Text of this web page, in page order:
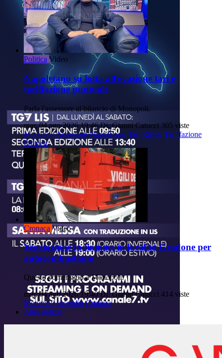
Politica Video
Napoletano su lotta all'evasione tari e
tariffazione puntuale
Parla l'assessore al bilancio di Monopoli.
mar, 04 ago 2026 19:46 Di: Gianni Catucci 305 viste
MonopoliAssessore-Napoletano Tari Rifiuti Tariffazione
Politica
Cronaca Video
Vegetazione in fiamme in località Gradone per
autocombustione
Questo pomeriggio a Monopoli.
mar, 04 ago 2026 19:40 Di: Gianni Catucci 414 viste
Monopoli Incendio Cronaca
Altre notizie